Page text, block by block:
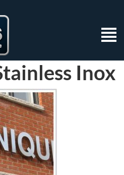
Inox